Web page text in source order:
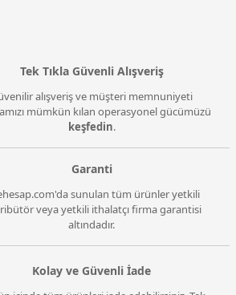
Tek Tıkla Güvenli Alışveriş
alışveriş ve müşteri memnuniyeti
mümkün kılan operasyonel gücümüzü
keşfedin.
Garanti
sunulan tüm ürünler yetkili
veya yetkili ithalatçı firma garantisi
altındadır.
Kolay ve Güvenli İade